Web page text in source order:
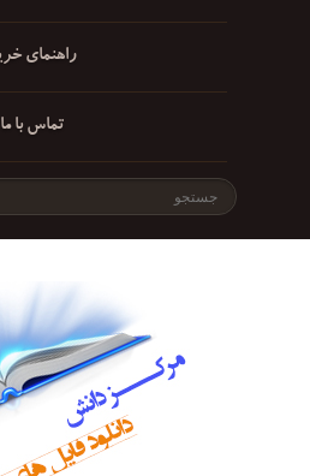
راهنمای
تماس با ما